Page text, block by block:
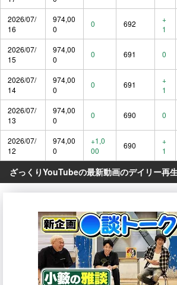
2026/07/
16
974,00
0
0 692
+
1
2026/07/
15
974,00
0
0 691 0
2026/07/
14
974,00
0
0 691
+
1
2026/07/
13
974,00
0
0 690 0
2026/07/
12
974,00
0
+1,0
00
690
+
1
ざっくりYouTubeの最新動画のデイリー再